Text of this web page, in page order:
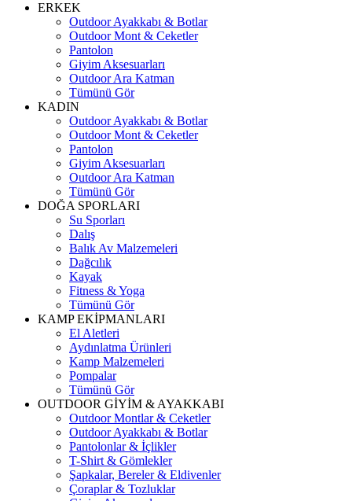
ERKEK
Outdoor Ayakkabı & Botlar
Outdoor Mont & Ceketler
Pantolon
Giyim Aksesuarları
Outdoor Ara Katman
Tümünü Gör
KADIN
Outdoor Ayakkabı & Botlar
Outdoor Mont & Ceketler
Pantolon
Giyim Aksesuarları
Outdoor Ara Katman
Tümünü Gör
DOĞA SPORLARI
Su Sporları
Dalış
Balık Av Malzemeleri
Dağcılık
Kayak
Fitness & Yoga
Tümünü Gör
KAMP EKİPMANLARI
El Aletleri
Aydınlatma Ürünleri
Kamp Malzemeleri
Pompalar
Tümünü Gör
OUTDOOR GİYİM & AYAKKABI
Outdoor Montlar & Ceketler
Outdoor Ayakkabı & Botlar
Pantolonlar & İçlikler
T-Shirt & Gömlekler
Şapkalar, Bereler & Eldivenler
Çoraplar & Tozluklar